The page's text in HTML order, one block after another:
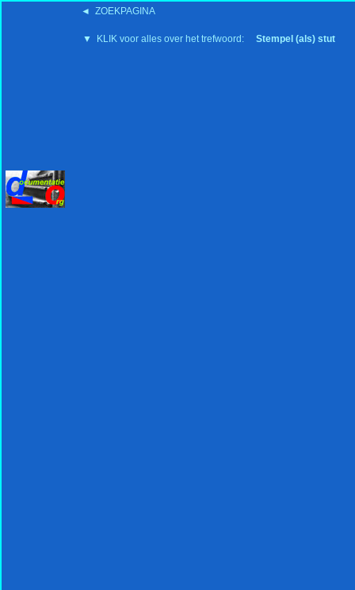
◄ ZOEKPAGINA
▼ KLIK voor alles over het trefwoord: Stempel (als) stut
'15:19 19-2-2008